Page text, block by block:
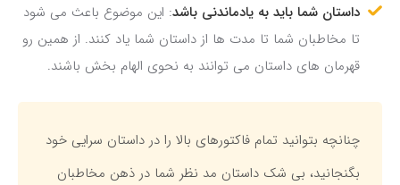
داستان شما باید به یادماندنی باشد: این موضوع باعث می شود
تا مخاطبان شما تا مدت ها از داستان شما یاد کنند. از همین رو
قهرمان های داستان می توانند به نحوی الهام بخش باشند.
چنانچه بتوانید تمام فاکتورهای بالا را در داستان سرایی خود
بگنجانید، بی شک داستان مد نظر شما در ذهن مخاطبان